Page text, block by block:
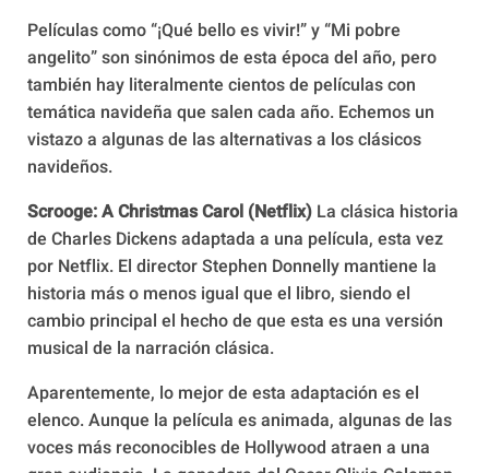
Películas como “¡Qué bello es vivir!” y “Mi pobre
angelito” son sinónimos de esta época del año, pero
también hay literalmente cientos de películas con
temática navideña que salen cada año. Echemos un
vistazo a algunas de las alternativas a los clásicos
navideños.
Scrooge: A Christmas Carol (Netflix) La clásica historia
de Charles Dickens adaptada a una película, esta vez
por Netflix. El director Stephen Donnelly mantiene la
historia más o menos igual que el libro, siendo el
cambio principal el hecho de que esta es una versión
musical de la narración clásica.
Aparentemente, lo mejor de esta adaptación es el
elenco. Aunque la película es animada, algunas de las
voces más reconocibles de Hollywood atraen a una